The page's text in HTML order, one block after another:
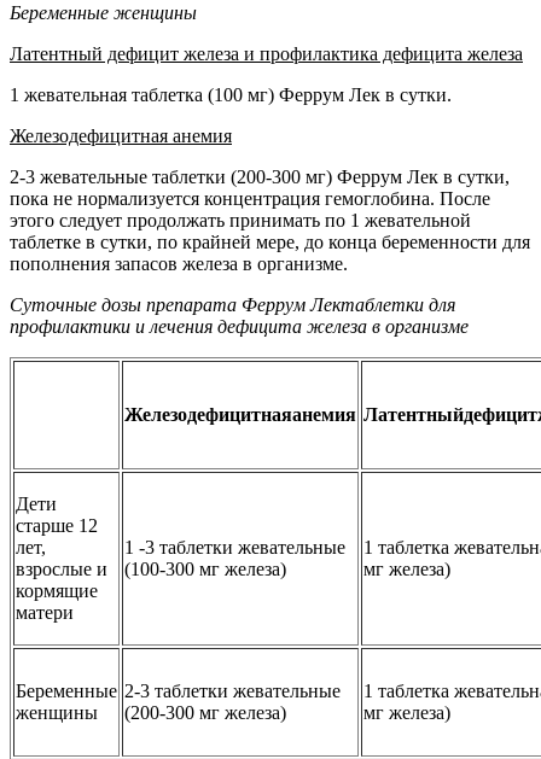
Беременные женщины
Латентный дефицит железа и профилактика дефицита железа
1 жевательная таблетка (100 мг) Феррум Лек в сутки.
Железодефицитная анемия
2-3 жевательные таблетки (200-300 мг) Феррум Лек в сутки,
пока не нормализуется концентрация гемоглобина. После
этого следует продолжать принимать по 1 жевательной
таблетке в сутки, по крайней мере, до конца беременности для
пополнения запасов железа в организме.
Суточные дозы препарата Феррум Лектаблетки для
профилактики и лечения дефицита железа в организме
Железодефицитнаяанемия Латентныйдефицит
Дети
старше 12
лет,
взрослые и
кормящие
матери
1 -3 таблетки жевательные
(100-300 мг железа)
1 таблетка
мг железа)
Беременные
женщины
2-3 таблетки жевательные
(200-300 мг железа)
1 таблетка
мг железа)